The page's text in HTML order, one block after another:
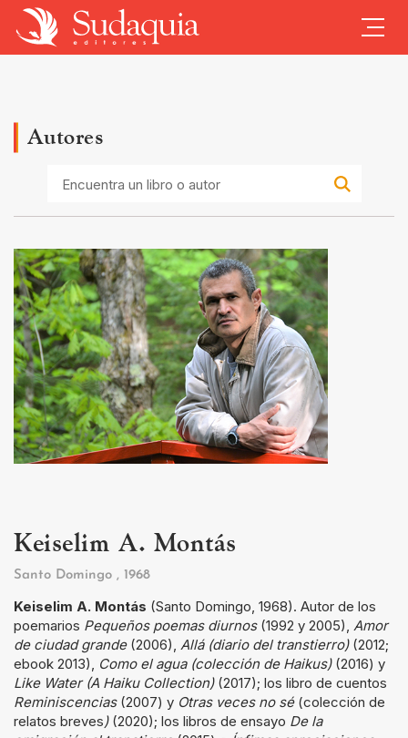
Autores
libro
autor
Keiselim A. Montás
Santo Domingo , 1968
Keiselim A. Montás (Santo Domingo, 1968). Autor de los
poemarios Pequeños poemas diurnos(1992 y 2005), Amor
de ciudad grande(2006), Allá (diario del transtierro)(2012;
ebook 2013), Como el agua (colección de Haikus)(2016) y
Like Water (A Haiku Collection)(2017); los libro de cuentos
Reminiscencias(2007) y Otras veces no sé (colección de
relatos breves)(2020); los libros de ensayo De la